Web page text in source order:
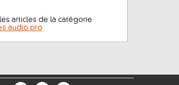
articles de la catégorie
audio pro